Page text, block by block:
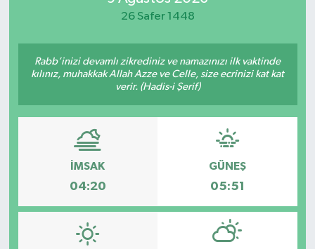
26 Safer 1448
Rabb’inizi devamlı zikrediniz ve namazınızı ilk vaktinde
kılınız, muhakkak Allah Azze ve Celle, size ecrinizi kat kat
verir. (Hadis-i Şerif)
İMSAK
04:20
GÜNEŞ
05:51